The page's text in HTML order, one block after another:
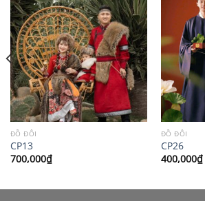
ĐỒ ĐÔI
CP13
700,000₫
ĐỒ ĐÔI
CP26
400,000₫